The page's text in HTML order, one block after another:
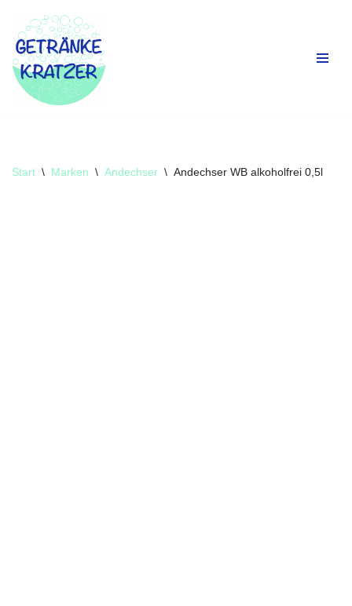
Zum
Inhalt
springen
Start \ Marken \ Andechser \ Andechser WB alkoholfrei 0,5l